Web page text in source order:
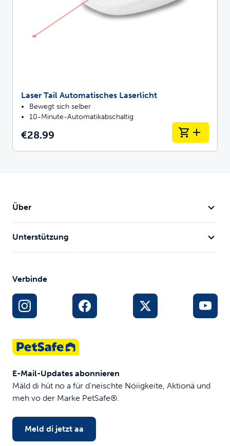
Laser Tail Automatisches Laserlicht
Bewegt sich selber
10-Minute-Automatikabschaltig
€28.99
Über
Unterstützung
Verbinde
E-Mail-Updates abonnieren
Mäld di hüt no a für d'neischte Nöiigkeite, Aktionä und
meh vo der Marke PetSafe®.
Meld di jetzt aa